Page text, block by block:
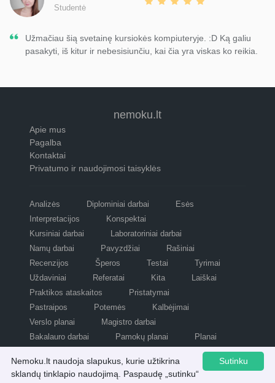
Studentė
Užmačiau šią svetainę kursiokės kompiuteryje. :D Ką galiu
pasakyti, iš kitur ir nebesisiunčiu, kai čia yra viskas ko reikia.
nemoku.lt
Apie mus
Pagalba
Kontaktai
Privatumo ir naudojimosi taisyklės
Analizės Diplominiai darbai
Esės
Interpretacijos
Konspektai
Kursiniai darbai
Laboratoriniai darbai
Namų darbai
Pavyzdžiai
Rašiniai
Recenzijos
Šperos Testai
Tyrimai
Uždaviniai
Referatai Kita
Laiškai
Praktikos ataskaitos
Pristatymai
Pastraipos
Potemės
Kalbėjimai
Verslo planai
Magistro darbai
Bakalauro darbai
Pamokų planai
Planai
Sutinku
Nemoku.lt naudoja slapukus, kurie užtikrina
sklandų tinklapio naudojimą. Paspaudę „sutinku“